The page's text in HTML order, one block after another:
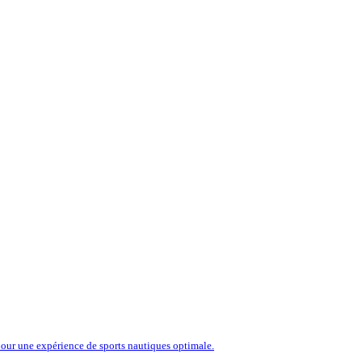
une expérience de sports nautiques optimale.